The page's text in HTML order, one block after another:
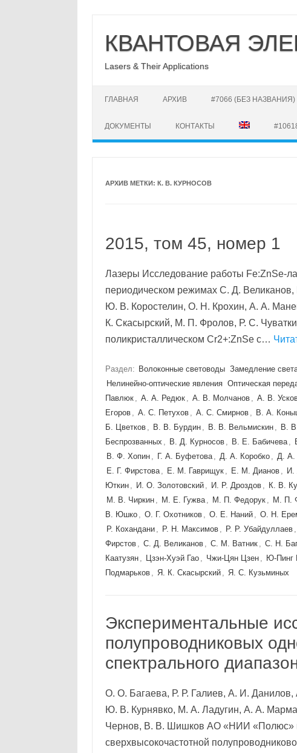
содержимому
КВАНТОВАЯ
Lasers & Their Applications
ГЛАВНАЯ АРХИВ #7066 (БЕЗ НАЗВАНИЯ)
ДОКУМЕНТЫ КОНТАКТЫ
АРХИВ МЕТКИ: К. В. КУРНОСОВ
2015, том 45, номер 1
Лазеры Исследование работы Fe:ZnSe-
периодическом режимах С. Д.
Ю. В. Коростелин, О. Н. Крохин, А. А.
К. Скасырский, М. П. Фролов, Р. С.
поликристаллическом Cr2+:ZnSe с…
Раздел: Волоконные световоды Замедление
Нелинейно-оптические явления Оптическая
Павлюк , А. А. Редюк , А. В. Молчанов , А. В.
Егоров , А. С. Петухов , А. С. Смирнов , В. А.
Б. Цветков , В. В. Бурдин , В. В. Вельмискин , В.
Беспрозванных , В. Д. Курносов , В. Е. Бабичева ,
В. Ф. Хопин , Г. А. Буфетова , Д. А. Коробко , Д. А.
Е. Г. Фирстова , Е. М. Гаврищук , Е. М. Дианов , И.
Юткин , И. О. Золотовский , И. Р. Дроздов , К. В.
М. В. Чиркин , М. Е. Гужва , М. П. Федорук , М. П.
В. Юшко , О. Г. Охотников , О. Е. Наний , О. Н.
Р. Кохандани , Р. Н. Максимов , Р. Р. Убайдуллаев ,
Фирстов , С. Д. Великанов , С. М. Ватник , С. Н.
Каатузян , Цзэн-Хуэй Гао , Чжи-Цян Цзен , Ю-Пинг
Подмарьков , Я. К. Скасырский , Я. С. Кузьминых
Экспериментальные
полупроводниковых
спектрального
О. О. Багаева, Р. Р. Галиев, А. И.
Ю. В. Курнявко, М. А. Ладугин, А. А.
Чернов, В. В. Шишков АО «НИИ «Полюс»
сверхвысокочастотной